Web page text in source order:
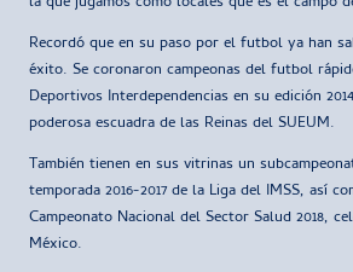
Recordó que en su paso por el futbol ya han
éxito. Se coronaron campeonas del futbol
Deportivos Interdependencias en su edición
poderosa escuadra de las Reinas del SUEUM.
También tienen en sus vitrinas un
temporada 2016-2017 de la Liga del IMSS, así
Campeonato Nacional del Sector Salud 2018,
México.